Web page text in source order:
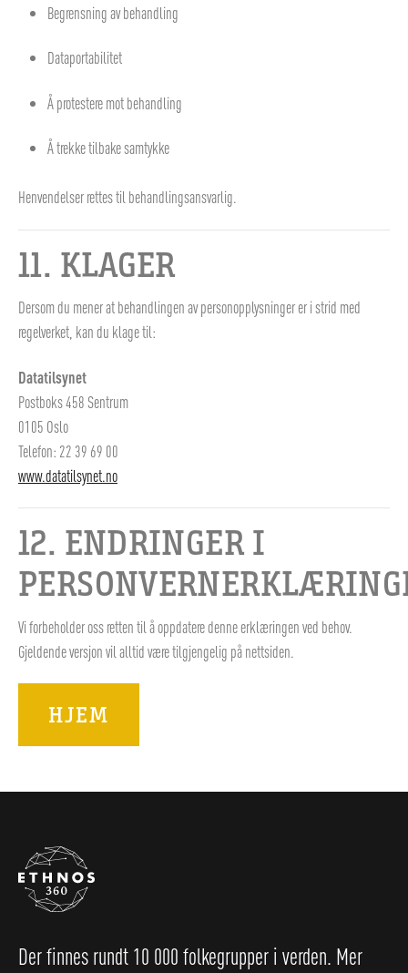
Begrensning av behandling
Dataportabilitet
Å protestere mot behandling
Å trekke tilbake samtykke
Henvendelser rettes til behandlingsansvarlig.
11. KLAGER
Dersom du mener at behandlingen av personopplysninger er i strid med
regelverket, kan du klage til:
Datatilsynet
Postboks 458 Sentrum
0105 Oslo
Telefon: 22 39 69 00
www.datatilsynet.no
12. ENDRINGER I
Vi forbeholder oss retten til å oppdatere denne erklæringen ved behov.
Gjeldende versjon vil alltid være tilgjengelig på nettsiden.
HJEM
Der finnes rundt 10 000 folkegrupper i verden. Mer